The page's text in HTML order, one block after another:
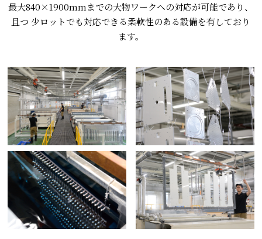
最大840×1900mmまでの大物ワークへの対応が可能であり、
且つ 少ロットでも対応できる柔軟性のある設備を有しており
ます。